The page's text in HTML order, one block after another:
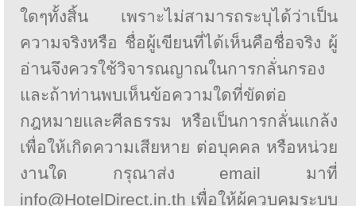
ใดๆทั้งสิ้น เพราะไม่สามารถระบุได้ว่าเป็น
ความจริงหรือ ชื่อผู้เขียนที่ได้เห็นคือชื่อจริง ผู้
อ่านจึงควรใช้วิจารณญาณในการกลั่นกรอง
และถ้าท่านพบเห็นข้อความใดที่ขัดต่อ
กฎหมายและศีลธรรม หรือเป็นการกลั่นแกล้ง
เพื่อให้เกิดความเสียหาย ต่อบุคคล หรือหน่วย
งานใด กรุณาส่ง email มาที่
info@HotelDirect.in.th เพื่อให้ผู้ควบคุมระบบ